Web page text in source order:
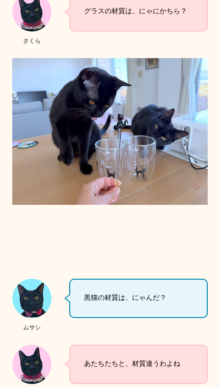
さくら
グラスの材質は、にゃにかちら？
ムサシ
黒猫の材質は、にゃんだ？
あたちたちと、材質違うわよね